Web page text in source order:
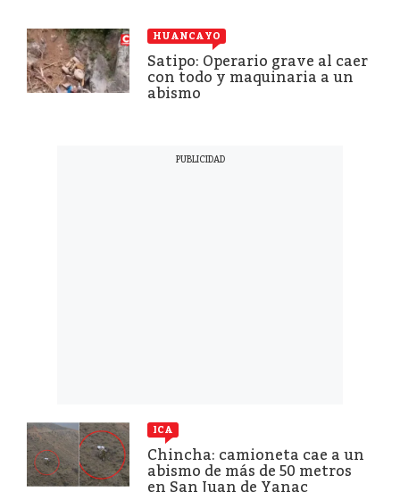
HUANCAYO
Satipo: Operario grave al caer
con todo y maquinaria a un
abismo
ICA
Chincha: camioneta cae a un
abismo de más de 50 metros
en San Juan de Yanac